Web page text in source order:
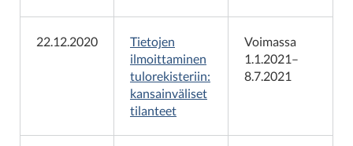
22.12.2020
Tietojen
ilmoittaminen
tulorekisteriin:
kansainväliset
tilanteet
Voimassa
1.1.2021–
8.7.2021